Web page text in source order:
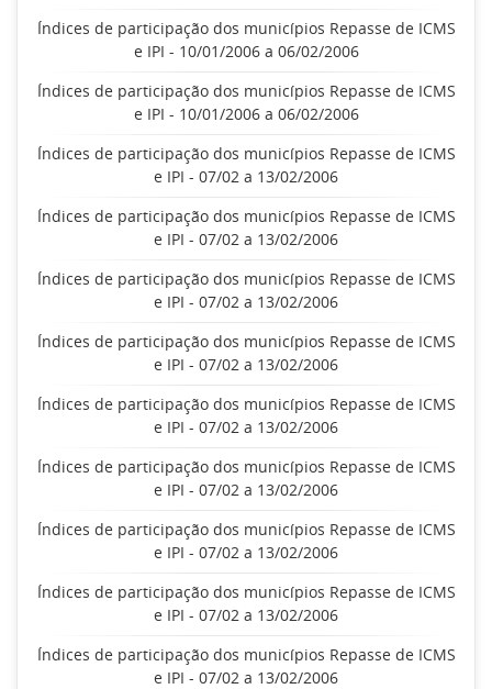
Índices de participação dos municípios Repasse de ICMS
e IPI - 10/01/2006 a 06/02/2006
Índices de participação dos municípios Repasse de ICMS
e IPI - 10/01/2006 a 06/02/2006
Índices de participação dos municípios Repasse de ICMS
e IPI - 07/02 a 13/02/2006
Índices de participação dos municípios Repasse de ICMS
e IPI - 07/02 a 13/02/2006
Índices de participação dos municípios Repasse de ICMS
e IPI - 07/02 a 13/02/2006
Índices de participação dos municípios Repasse de ICMS
e IPI - 07/02 a 13/02/2006
Índices de participação dos municípios Repasse de ICMS
e IPI - 07/02 a 13/02/2006
Índices de participação dos municípios Repasse de ICMS
e IPI - 07/02 a 13/02/2006
Índices de participação dos municípios Repasse de ICMS
e IPI - 07/02 a 13/02/2006
Índices de participação dos municípios Repasse de ICMS
e IPI - 07/02 a 13/02/2006
Índices de participação dos municípios Repasse de ICMS
e IPI - 07/02 a 13/02/2006